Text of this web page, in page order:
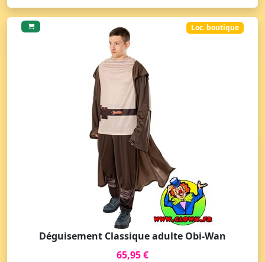
Loc. boutique
Déguisement Classique adulte Obi-Wan
65,95 €